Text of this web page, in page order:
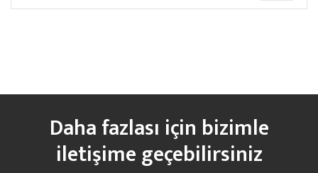
Daha fazlası için bizimle
iletişime geçebilirsiniz